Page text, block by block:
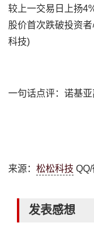
较上一交易日上扬
股价首次跌破投资
科技)
一句话点评：诺基
来源：松松科技
发表感想